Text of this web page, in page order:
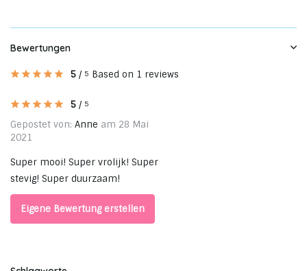
Bewertungen
5 / 5 Based on 1 reviews
5 / 5
Gepostet von: Anne am 28 Mai
2021
Super mooi! Super vrolijk! Super
stevig! Super duurzaam!
Eigene Bewertung erstellen